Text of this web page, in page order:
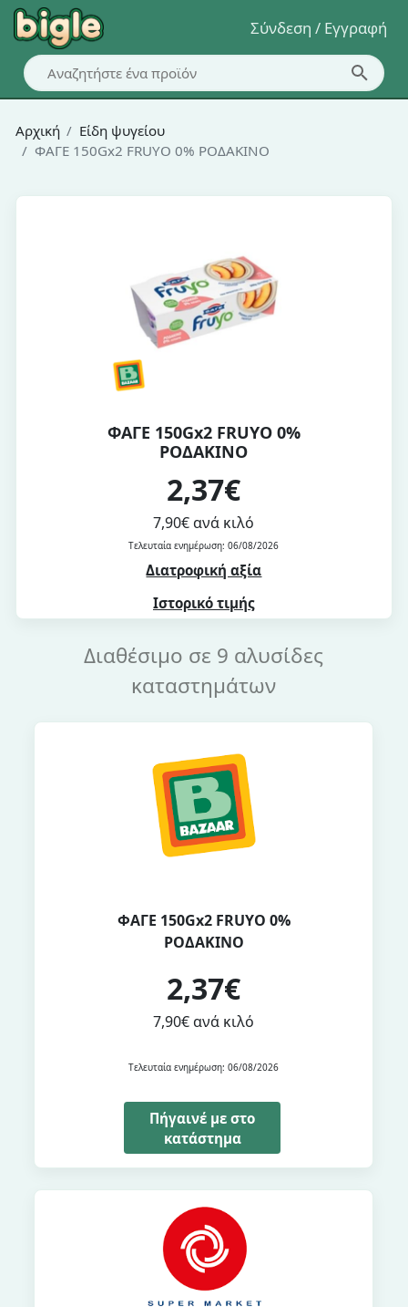
Σύνδεση / Εγγραφή
Αρχική
Είδη ψυγείου
ΦΑΓΕ 150Gx2 FRUYO 0% ΡΟΔΑΚΙΝΟ
ΦΑΓΕ 150Gx2 FRUYO 0%
ΡΟΔΑΚΙΝΟ
2,37€
7,90€ ανά κιλό
Τελευταία ενημέρωση: 06/08/2026
Διατροφική αξία
Ιστορικό τιμής
Διαθέσιμο σε 9 αλυσίδες
καταστημάτων
ΦΑΓΕ 150Gx2 FRUYO 0%
ΡΟΔΑΚΙΝΟ
2,37€
7,90€ ανά κιλό
Τελευταία ενημέρωση: 06/08/2026
Πήγαινέ με στο
κατάστημα